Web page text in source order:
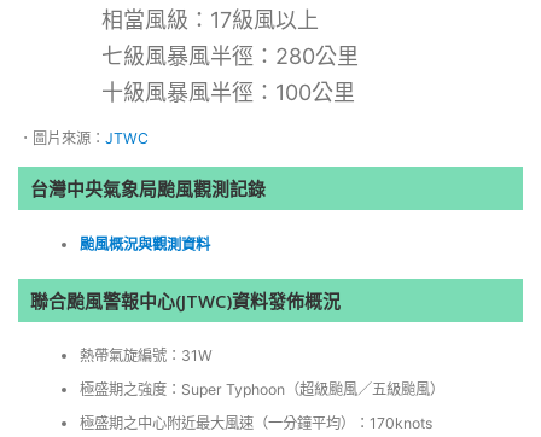
相當風級：17級風以上
七級風暴風半徑：280公里
十級風暴風半徑：100公里
．圖片來源： JTWC
台灣中央氣象局颱風觀測記錄
颱風概況與觀測資料
聯合颱風警報中心(JTWC)資料發佈概況
熱帶氣旋編號：31W
極盛期之強度：Super Typhoon（超級颱風／五級颱風）
極盛期之中心附近最大風速（一分鐘平均）：170knots